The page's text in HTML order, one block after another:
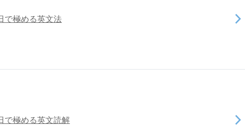
極める英文法
極める英文読解